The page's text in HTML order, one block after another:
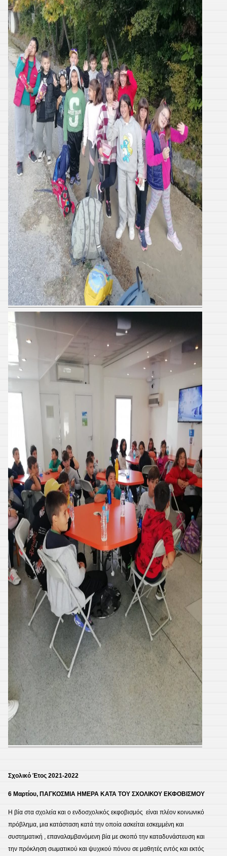
Σχολικό Έτος 2021-2022
6 Μαρτίου, ΠΑΓΚΟΣΜΙΑ ΗΜΕΡΑ ΚΑΤΑ ΤΟΥ ΣΧΟΛΙΚΟΥ ΕΚΦΟΒΙΣΜΟΥ
Η βία στα σχολεία και ο ενδοσχολικός εκφοβισμός είναι πλέον κοινωνικό
πρόβλημα, μια κατάσταση κατά την οποία ασκείται εσκεμμένη και
συστηματική , επαναλαμβανόμενη βία με σκοπό την καταδυνάστευση και
την πρόκληση σωματικού και ψυχικού πόνου σε μαθητές εντός και εκτός